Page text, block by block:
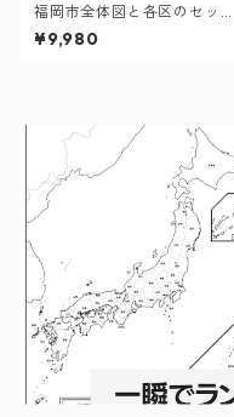
福岡市全体図と各区のセッ
ト：町名も記載の地図データ
（PDF・Aiファイル）
¥9,980